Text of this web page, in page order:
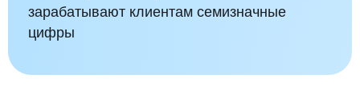
зарабатывают клиентам семизначные
цифры
Дизайн флоу
Ин да микс